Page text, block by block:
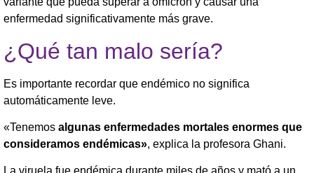
enfermedad significativamente más grave.
¿Qué tan malo sería?
Es importante recordar que endémico no significa
automáticamente leve.
«Tenemos algunas enfermedades mortales enormes que
consideramos endémicas», explica la profesora Ghani.